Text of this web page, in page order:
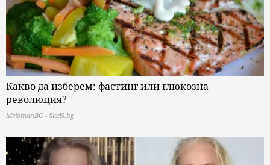
Какво да изберем: фастинг или глюкозна
революция?
MelomanBG - Sled5.bg